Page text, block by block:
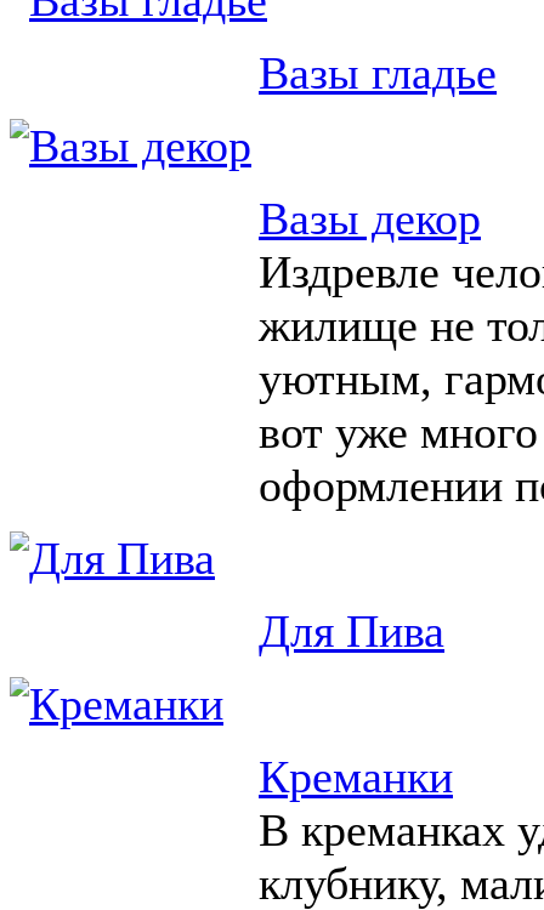
Вазы гладье
Вазы декор
Издревле
жилище не
уютным,
вот уже
оформлении
Для Пива
Креманки
В креманках
клубнику,